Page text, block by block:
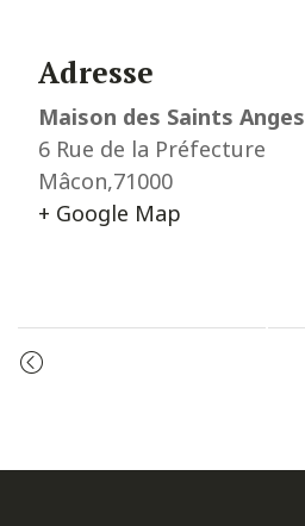
Adresse
Maison des Saints Anges
6 Rue de la Préfecture
Mâcon,71000
+ Google Map
Event